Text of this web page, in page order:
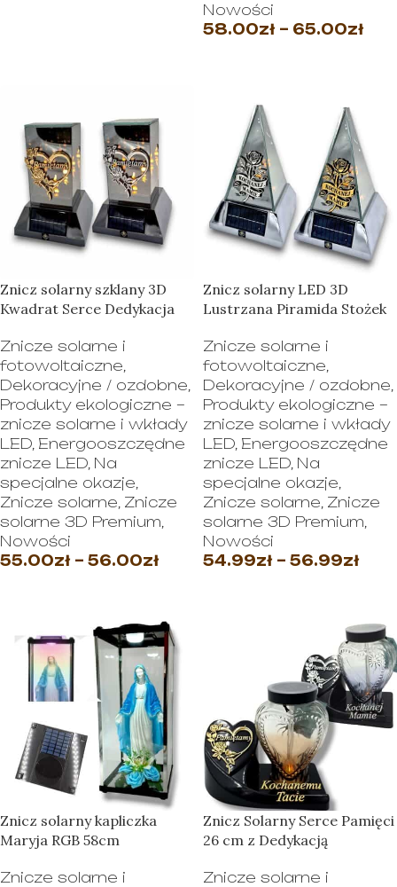
Nowości
58.00zł – 65.00zł
Znicz solarny szklany 3D
Kwadrat Serce Dedykacja
Znicze solarne i
fotowoltaiczne,
Dekoracyjne / ozdobne,
Produkty ekologiczne –
znicze solarne i wkłady
LED, Energooszczędne
znicze LED, Na
specjalne okazje,
Znicze solarne, Znicze
solarne 3D Premium,
Nowości
55.00zł – 56.00zł
Znicz solarny LED 3D
Lustrzana Piramida Stożek
Znicze solarne i
fotowoltaiczne,
Dekoracyjne / ozdobne,
Produkty ekologiczne –
znicze solarne i wkłady
LED, Energooszczędne
znicze LED, Na
specjalne okazje,
Znicze solarne, Znicze
solarne 3D Premium,
Nowości
54.99zł – 56.99zł
Znicz solarny kapliczka
Maryja RGB 58cm
Znicze solarne i
Znicz Solarny Serce Pamięci
26 cm z Dedykacją
Znicze solarne i